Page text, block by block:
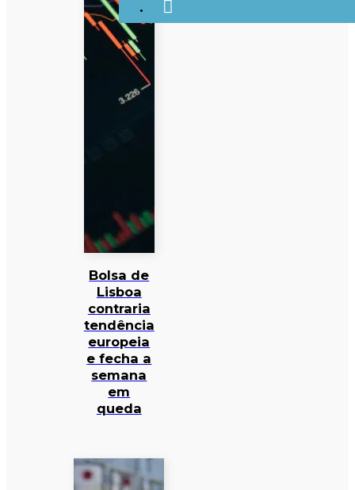
Bolsa de
Lisboa
contraria
tendência
europeia
e fecha a
semana
em
queda